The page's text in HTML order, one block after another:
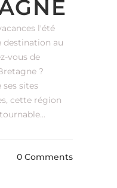
l'été
destination au
vous de
?
ses sites
cette région
0 Comments